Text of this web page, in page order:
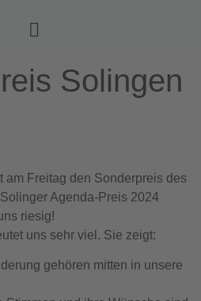
Solingen
am Freitag den Sonderpreis des
Agenda-Preis 2024
riesig!
uns sehr viel. Sie zeigt:
gehören mitten in unsere